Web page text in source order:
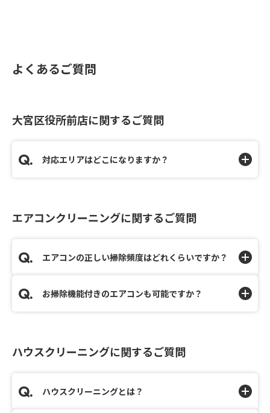
よくあるご質問
大宮区役所前店に関するご質問
対応エリアはどこになりますか？
エアコンクリーニングに関するご質問
エアコンの正しい掃除頻度はどれくらいですか？
お掃除機能付きのエアコンも可能ですか？
ハウスクリーニングに関するご質問
ハウスクリーニングとは？